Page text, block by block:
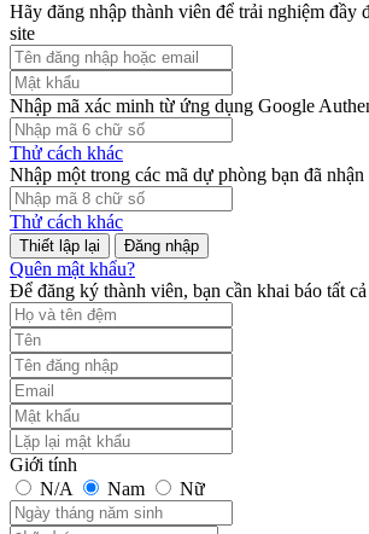
Hãy đăng nhập thành viên để trải nghiệm đầy
site
Nhập mã xác minh từ ứng dụng Google
Thử cách khác
Nhập một trong các mã dự phòng bạn đã nhận
Thử cách khác
Đăng nhập
Quên mật khẩu?
Để đăng ký thành viên, bạn cần khai báo tất
Giới tính
N/A
Nam Nữ